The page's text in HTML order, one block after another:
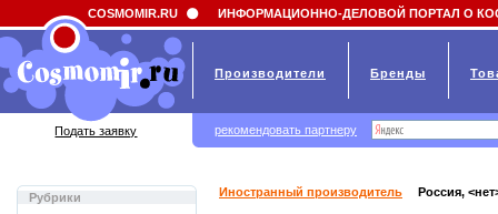
Field 'news_title' doesn't have a default value
Рубрики
Иностранный производитель Россия,
COSMOMIR.RU ИНФОРМАЦИОННО-ДЕЛОВОЙ ПОРТАЛ О
Производители Бренды
Подать заявку рекомендовать партнеру